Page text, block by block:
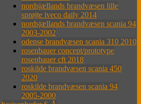
nordsjællands brandvæsen lille
sprøjte iveco daily 2014
nordsjællands brandvæsen scania 94
2003-2002
odense brandvæsen scania 310 2010
rosenbauer concept/prototype
rosenbauer cft 2018
roskilde brandvæsen scania 450
2020
roskilde brandvæsen scania 94
2005-2000